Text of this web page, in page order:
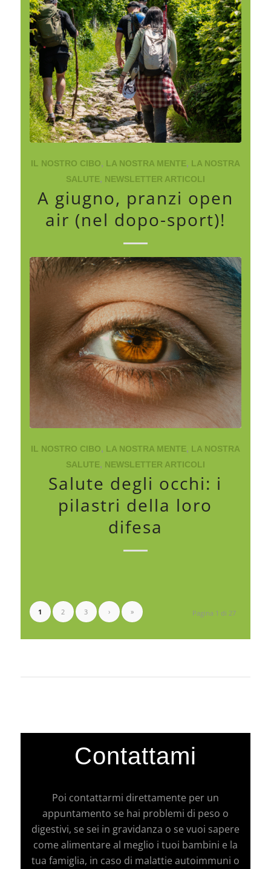
IL NOSTRO CIBO, LA NOSTRA MENTE, LA NOSTRA
SALUTE, NEWSLETTER ARTICOLI
A giugno, pranzi open
air (nel dopo-sport)!
IL NOSTRO CIBO, LA NOSTRA MENTE, LA NOSTRA
SALUTE, NEWSLETTER ARTICOLI
Salute degli occhi: i
pilastri della loro
difesa
Pagina 1 di 27
1 2 3 › »
Contattami
Poi contattarmi direttamente per un
appuntamento se hai problemi di peso o
digestivi, se sei in gravidanza o se vuoi sapere
come alimentare al meglio i tuoi bambini e la
tua famiglia, in caso di malattie autoimmuni o